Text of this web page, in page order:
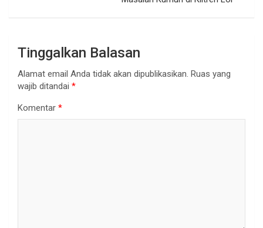
Tinggalkan Balasan
Alamat email Anda tidak akan dipublikasikan. Ruas yang
wajib ditandai *
Komentar *